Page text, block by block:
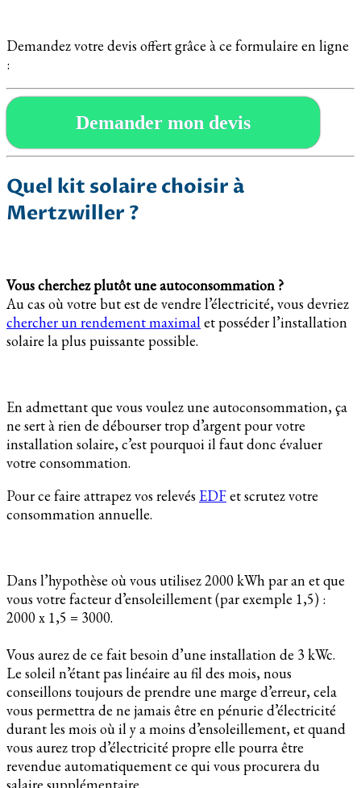
Demandez votre devis offert grâce à ce formulaire en ligne
:
Demander mon devis
Quel kit solaire choisir à
Mertzwiller ?
Vous cherchez plutôt une autoconsommation ?
Au cas où votre but est de vendre l’électricité, vous devriez
chercher un rendement maximalet posséder l’installation
solaire la plus puissante possible.
En admettant que vous voulez une autoconsommation, ça
ne sert à rien de débourser trop d’argent pour votre
installation solaire, c’est pourquoi il faut donc évaluer
votre consommation.
Pour ce faire attrapez vos relevés EDFet scrutez votre
consommation annuelle.
Dans l’hypothèse où vous utilisez 2000 kWh par an et que
vous votre facteur d’ensoleillement (par exemple 1,5) :
2000 x 1,5 = 3000.
Vous aurez de ce fait besoin d’une installation de 3 kWc.
Le soleil n’étant pas linéaire au fil des mois, nous
conseillons toujours de prendre une marge d’erreur, cela
vous permettra de ne jamais être en pénurie d’électricité
durant les mois où il y a moins d’ensoleillement, et quand
vous aurez trop d’électricité propre elle pourra être
revendue automatiquement ce qui vous procurera du